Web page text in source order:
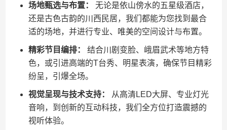
场地甄选与布置：
无论是依山傍水的五星级酒店，
还是古色古韵的川西民居，我们都能为您找到最合
适的场地，并进行专业、唯美的空间设计与布置。
精彩节目编排：
结合川剧变脸、峨眉武术等地方特
色，或引进高端的T台秀、明星表演，确保节目精彩
纷呈，引爆全场。
视觉呈现与技术支持：
从高清LED大屏、专业灯光
音响，到创新的互动科技，我们全方位打造震撼的
视听体验。